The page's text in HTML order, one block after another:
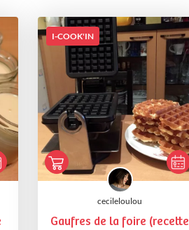
I-COOK'IN
cecileloulou
Gaufres de la foire (recette